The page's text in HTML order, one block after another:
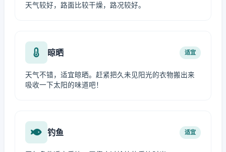
天气较好，路面比较干燥，路况较好。
晾晒 适宜
天气不错，适宜晾晒。赶紧把久未见阳光的衣物搬出来
吸收一下太阳的味道吧！
钓鱼 适宜